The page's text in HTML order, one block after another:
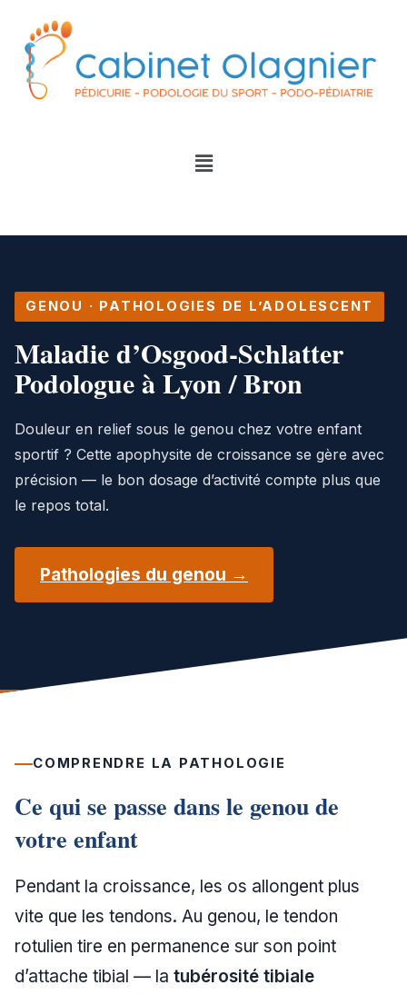
GENOU · PATHOLOGIES DE L’ADOLESCENT
Maladie d’Osgood-Schlatter
Podologue à Lyon / Bron
Douleur en relief sous le genou chez votre enfant
sportif ? Cette apophysite de croissance se gère avec
précision — le bon dosage d’activité compte plus que
le repos total.
Pathologies du genou →
COMPRENDRE LA PATHOLOGIE
Ce qui se passe dans le genou de
votre enfant
Pendant la croissance, les os allongent plus
vite que les tendons. Au genou, le tendon
rotulien tire en permanence sur son point
d’attache tibial — la tubérosité tibiale